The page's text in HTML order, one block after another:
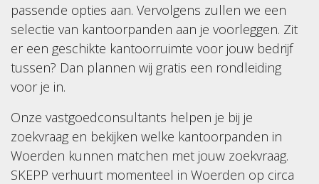
passende opties aan. Vervolgens zullen we een
selectie van kantoorpanden aan je voorleggen. Zit
er een geschikte kantoorruimte voor jouw bedrijf
tussen? Dan plannen wij gratis een rondleiding
voor je in.
Onze vastgoedconsultants helpen je bij je
zoekvraag en bekijken welke kantoorpanden in
Woerden kunnen matchen met jouw zoekvraag.
SKEPP verhuurt momenteel in Woerden op circa